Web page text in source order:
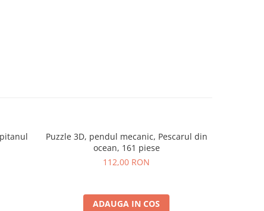
Puzzle 3D, pendul mecanic, Pescarul din
ocean, 161 piese
112,00 RON
ADAUGA IN COS